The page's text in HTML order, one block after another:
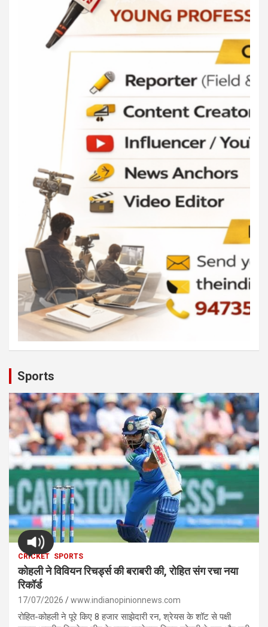
Sports
CRICKET SPORTS
कोहली ने विवियन रिचर्ड्स की बराबरी की, रोहित संग रचा नया
रिकॉर्ड
17/07/2026 www.indianopinionnews.com
रोहित-कोहली ने पूरे किए 8 हजार साझेदारी रन, श्रेयस के शॉट से पक्षी